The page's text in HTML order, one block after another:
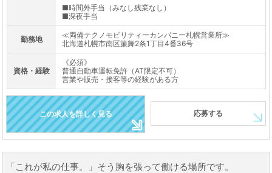
■時間外手当（みなし残業なし）
■深夜手当
勤務地
≪両備テクノモビリティーカンパニー札幌営業所≫
北海道札幌市南区簾舞2条1丁目4番36号
資格・経験
《必須》
普通自動車運転免許（AT限定不可）
営業や販売・接客等の経験がある方
この求人を詳しく見る 応募する
「これが私の仕事。」そう胸を張って働ける場所です。